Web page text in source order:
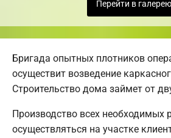
Перейти в галерею
Бригада опытных плотников
осуществит возведение
Строительство дома займет от
Производство всех необходимых
осуществляться на участке